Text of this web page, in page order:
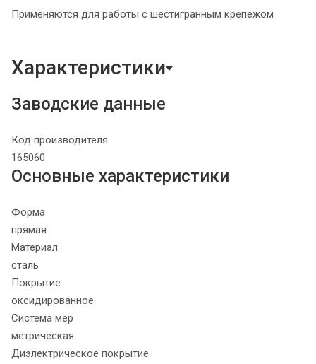
Применяются для работы с шестигранным крепежом
Характеристики
Заводские данные
Код производителя
165060
Основные характеристики
Форма
прямая
Материал
сталь
Покрытие
оксидированное
Система мер
метрическая
Диэлектрическое покрытие